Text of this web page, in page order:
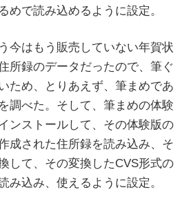
めで読み込めるように設定。
今はもう販売していない年賀状
所録のデータだったので、筆ぐ
ため、とりあえず、筆まめであ
調べた。そして、筆まめの体験
ンストールして、その体験版の
成された住所録を読み込み、そ
して、その変換したCVS形式の
み込み、使えるように設定。